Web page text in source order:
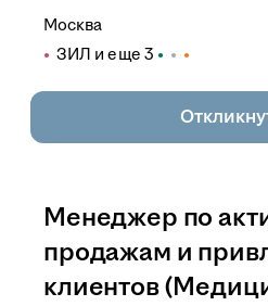
Москва
ЗИЛ и еще 3
Менеджер по
продажам и
клиентов